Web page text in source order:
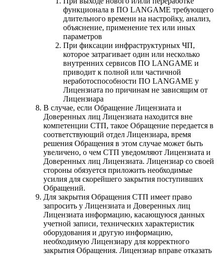
функционала в ПО LANGAME требующего
длительного времени на настройку, анализ,
объяснение, применение тех или иных
параметров
При фиксации инфраструктурных ЧП,
которое затрагивает один или несколько
внутренних сервисов ПО LANGAME и
приводит к полной или частичной
неработоспособности ПО LANGAME у
Лицензиата по причинам не зависящим от
Лицензиара
В случае, если Обращение Лицензиата и
Доверенных лиц Лицензиата находится вне
компетенции СТП, такое Обращение передается в
соответствующий отдел Лицензиара, время
решения Обращения в этом случае может быть
увеличено, о чем СТП уведомляют Лицензиата и
Доверенных лиц Лицензиата. Лицензиар со своей
стороны обязуется приложить необходимые
усилия для скорейшего закрытия поступивших
Обращений.
Для закрытия Обращения СТП имеет право
запросить у Лицензиата и Доверенных лиц
Лицензиата информацию, касающуюся данных
учетной записи, технических характеристик
оборудования и другую информацию,
необходимую Лицензиару для корректного
закрытия Обращения. Лицензиар вправе отказать